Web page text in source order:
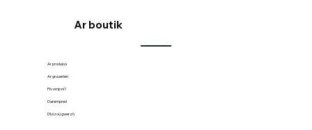
Ar boutik
Ar produioù
Ar grouerien
Piv omp ni?
Darempred
Divizoù gwerzh